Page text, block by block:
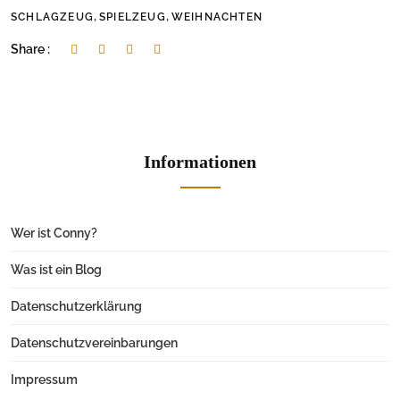
SCHLAGZEUG, SPIELZEUG, WEIHNACHTEN
Share :
Informationen
Wer ist Conny?
Was ist ein Blog
Datenschutzerklärung
Datenschutzvereinbarungen
Impressum